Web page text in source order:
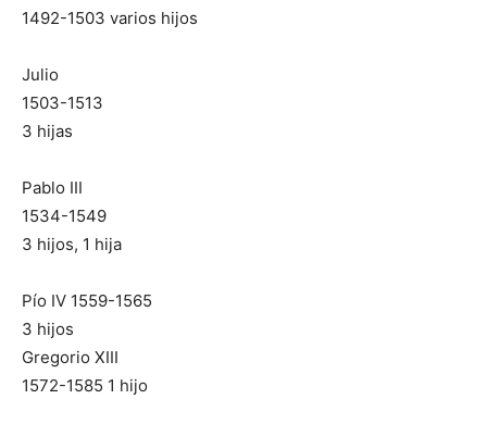
1492-1503 varios hijos
Julio
1503-1513
3 hijas
Pablo III
1534-1549
3 hijos, 1 hija
Pío IV 1559-1565
3 hijos
Gregorio XIII
1572-1585 1 hijo